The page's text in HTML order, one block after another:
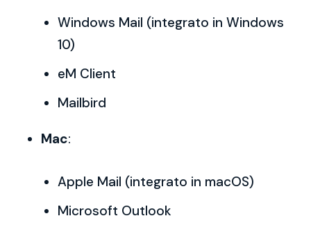
Windows Mail (integrato in Windows
10)
eM Client
Mailbird
Mac:
Apple Mail (integrato in macOS)
Microsoft Outlook